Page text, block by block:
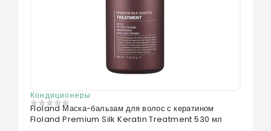
Кондиционеры
0из 5
Floland Маска-бальзам для волос с кератином
Floland Premium Silk Keratin Treatment 530 мл